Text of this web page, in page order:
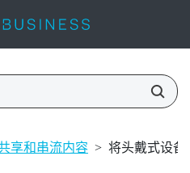
享和串流内容 > 将头戴式设备